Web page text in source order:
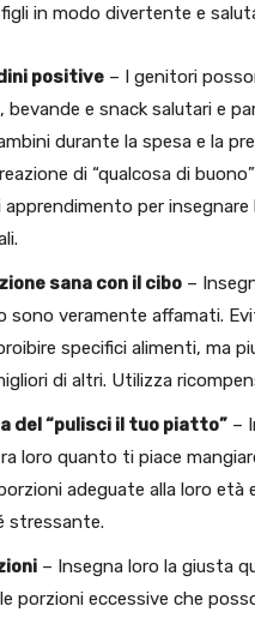
in modo divertente e
positive – I genitori
bevande e snack salutari e
durante la spesa e la
di “qualcosa di
per
sana con il cibo –
sono veramente affamati.
specifici alimenti, ma
di altri. Utilizza
del “pulisci il tuo piatto” –
loro quanto ti piace
adeguate alla loro età
stressante.
– Insegna loro la giusta
porzioni eccessive che